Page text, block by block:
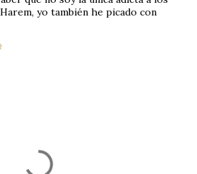
yo también he picado con